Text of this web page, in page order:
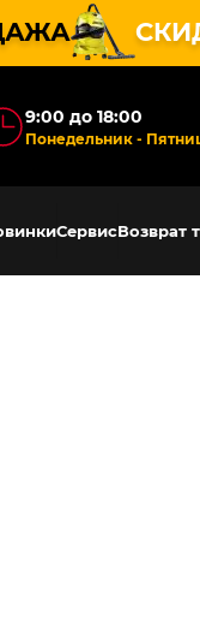
9:00 до 18:00
Понедельник -
СервисВозврат